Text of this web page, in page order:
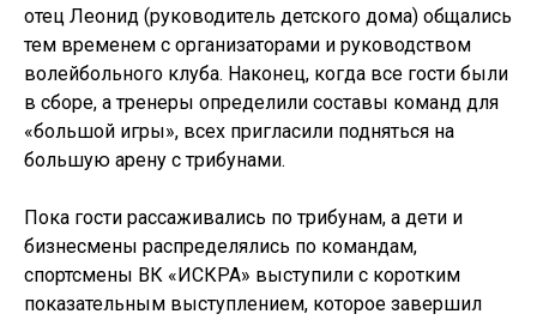
отец Леонид (руководитель детского дома) общались
тем временем с организаторами и руководством
волейбольного клуба. Наконец, когда все гости были
в сборе, а тренеры определили составы команд для
«большой игры», всех пригласили подняться на
большую арену с трибунами.
Пока гости рассаживались по трибунам, а дети и
бизнесмены распределялись по командам,
спортсмены ВК «ИСКРА» выступили с коротким
показательным выступлением, которое завершил